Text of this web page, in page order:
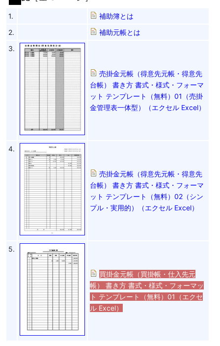
1.
補助簿とは
2.
補助元帳とは
3.
売掛金元帳（得意先元帳・得意先
台帳） 書き方 書式・様式・フォーマ
ット テンプレート（無料）01（売掛
金管理表一体型）（エクセル Excel）
4.
売掛金元帳（得意先元帳・得意先
台帳） 書き方 書式・様式・フォーマ
ット テンプレート（無料）02（シン
プル・実用的）（エクセル Excel）
5.
買掛金元帳（買掛帳・仕入先元
帳） 書き方 書式・様式・フォーマッ
ト テンプレート（無料）01（エクセ
ル Excel）